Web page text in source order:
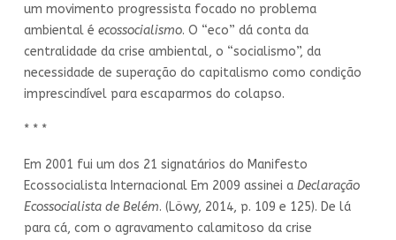
um movimento progressista focado no problema
ambiental é ecossocialismo. O “eco” dá conta da
centralidade da crise ambiental, o “socialismo”, da
necessidade de superação do capitalismo como condição
imprescindível para escaparmos do colapso.
* * *
Em 2001 fui um dos 21 signatários do Manifesto
Ecossocialista Internacional Em 2009 assinei a Declaração
Ecossocialista de Belém. (Löwy, 2014, p. 109 e 125). De lá
para cá, com o agravamento calamitoso da crise